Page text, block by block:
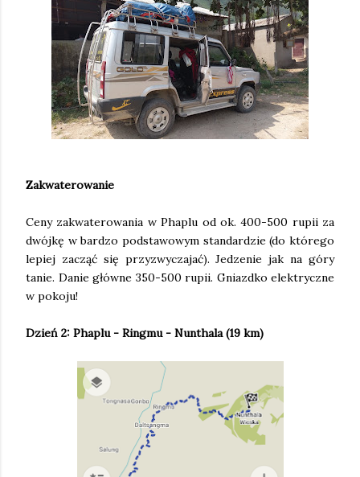
Zakwaterowanie
Ceny zakwaterowania w Phaplu od ok. 400-500 rupii za
dwójkę w bardzo podstawowym standardzie (do którego
lepiej zacząć się przyzwyczajać). Jedzenie jak na góry
tanie. Danie główne 350-500 rupii. Gniazdko elektryczne
w pokoju!
Dzień 2: Phaplu - Ringmu - Nunthala (19 km)